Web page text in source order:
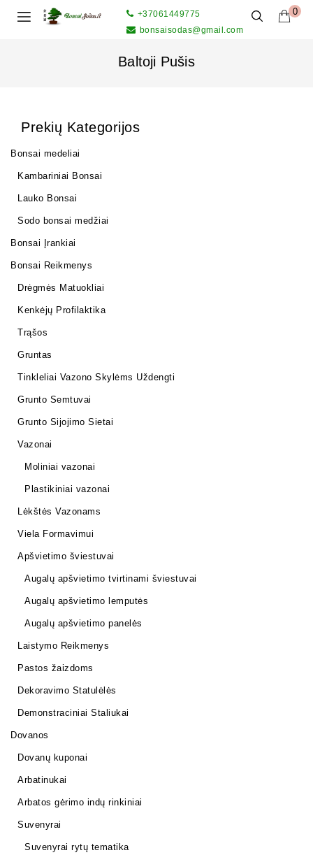
0
+37061449775
bonsaisodas@gmail.com
Baltoji Pušis
Prekių Kategorijos
Bonsai medeliai
Kambariniai Bonsai
Lauko Bonsai
Sodo bonsai medžiai
Bonsai Įrankiai
Bonsai Reikmenys
Drėgmės Matuokliai
Kenkėjų Profilaktika
Trąšos
Gruntas
Tinkleliai Vazono Skylėms Uždengti
Grunto Semtuvai
Grunto Sijojimo Sietai
Vazonai
Moliniai vazonai
Plastikiniai vazonai
Lėkštės Vazonams
Viela Formavimui
Apšvietimo šviestuvai
Augalų apšvietimo tvirtinami šviestuvai
Augalų apšvietimo lemputės
Augalų apšvietimo panelės
Laistymo Reikmenys
Pastos žaizdoms
Dekoravimo Statulėlės
Demonstraciniai Staliukai
Dovanos
Dovanų kuponai
Arbatinukai
Arbatos gėrimo indų rinkiniai
Suvenyrai
Suvenyrai rytų tematika